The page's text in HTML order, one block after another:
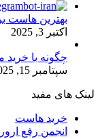
بهترین هاست
اکتبر 3, 2025
چگونه با خرید
سپتامبر 15, 2025
لینک های مفید
خرید هاست
انجمن رفع ارور